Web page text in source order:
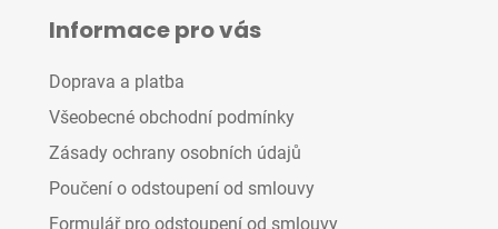
Informace pro vás
Doprava a platba
Všeobecné obchodní podmínky
Zásady ochrany osobních údajů
Poučení o odstoupení od smlouvy
Formulář pro odstoupení od smlouvy